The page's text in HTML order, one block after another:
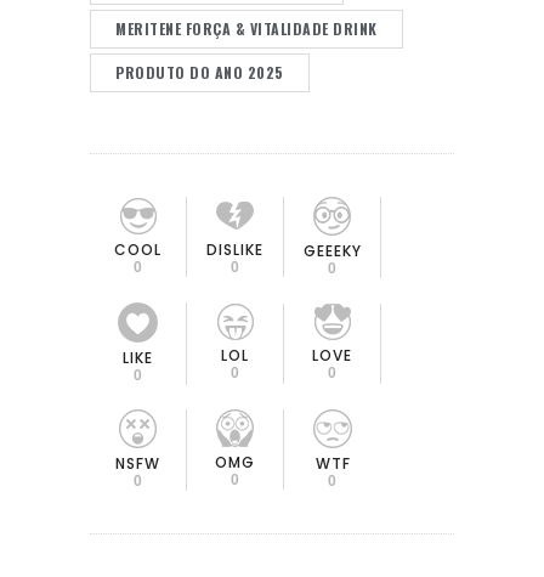
MERITENE FORÇA & VITALIDADE DRINK
PRODUTO DO ANO 2025
COOL
0
DISLIKE
0
GEEEKY
0
LIKE
0
LOL
0
LOVE
0
NSFW
0
OMG
0
WTF
0